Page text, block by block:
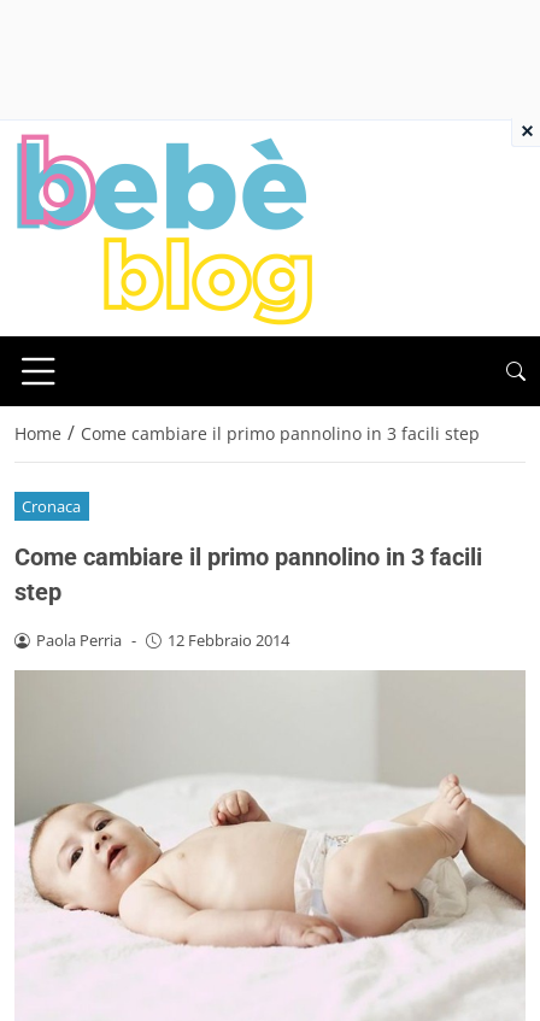
Home / Come cambiare il primo pannolino in 3 facili step
Cronaca
Come cambiare il primo pannolino in 3 facili
step
Paola Perria - 12 Febbraio 2014
×